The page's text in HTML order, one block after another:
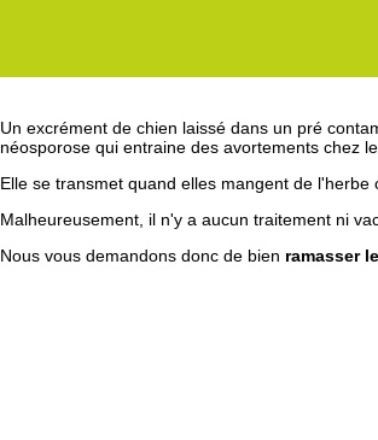
Un excrément de chien laissé dans un pré
néosporose qui entraine des avortements chez
Elle se transmet quand elles mangent de
Malheureusement, il n'y a aucun traitement ni
Nous vous demandons donc de bien ramasser